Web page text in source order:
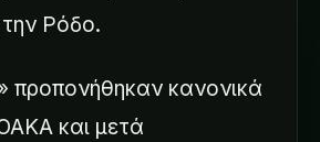
Ρόδο.
προπονήθηκαν κανονικά
και μετά